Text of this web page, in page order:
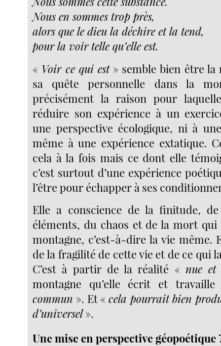
Nous en sommes trop près,
alors que le dieu la déchire et la tend,
pour la voir telle qu’elle est.
« Voir ce qui est» semble bien être la
sa quête personnelle dans la
précisément la raison pour
réduire son expérience à un
une perspective écologique, ni à
même à une expérience extatique.
cela à la fois mais ce dont elle
c’est surtout d’une expérience
l’être pour échapper à ses
Elle a conscience de la finitude,
éléments, du chaos et de la mort qui
montagne, c’est-à-dire la vie même.
de la fragilité de cette vie et de ce qui
C’est à partir de la réalité « nue et
montagne qu’elle écrit et
commun ». Et « cela pourrait bien
d’universel».
Une mise en perspective géopoétique